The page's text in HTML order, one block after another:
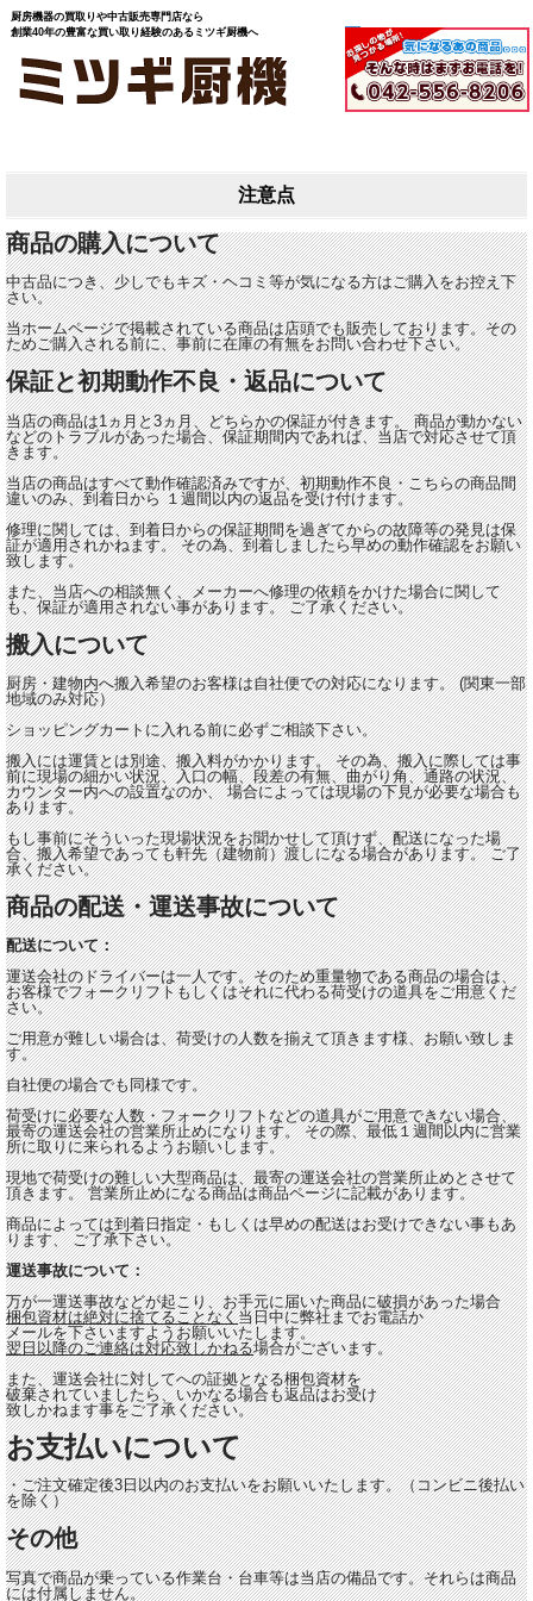
厨房機器の買取りや中古販売専門店なら
創業40年の豊富な買い取り経験のあるミツギ厨機へ
注意点
商品の購入について
中古品につき、少しでもキズ・ヘコミ等が気になる方はご購入をお控え下
さい。
当ホームページで掲載されている商品は店頭でも販売しております。その
ためご購入される前に、事前に在庫の有無をお問い合わせ下さい。
保証と初期動作不良・返品について
当店の商品は1ヵ月と3ヵ月、どちらかの保証が付きます。 商品が動かない
などのトラブルがあった場合、保証期間内であれば、当店で対応させて頂
きます。
当店の商品はすべて動作確認済みですが、初期動作不良・こちらの商品間
違いのみ、到着日から １週間以内の返品を受け付けます。
修理に関しては、到着日からの保証期間を過ぎてからの故障等の発見は保
証が適用されかねます。 その為、到着しましたら早めの動作確認をお願い
致します。
また、当店への相談無く、メーカーへ修理の依頼をかけた場合に関して
も、保証が適用されない事があります。 ご了承ください。
搬入について
厨房・建物内へ搬入希望のお客様は自社便での対応になります。 (関東一部
地域のみ対応）
ショッピングカートに入れる前に必ずご相談下さい。
搬入には運賃とは別途、搬入料がかかります。 その為、搬入に際しては事
前に現場の細かい状況、入口の幅、段差の有無、曲がり角、通路の状況、
カウンター内への設置なのか、 場合によっては現場の下見が必要な場合も
あります。
もし事前にそういった現場状況をお聞かせして頂けず、配送になった場
合、搬入希望であっても軒先（建物前）渡しになる場合があります。 ご了
承ください。
商品の配送・運送事故について
配送について：
運送会社のドライバーは一人です。そのため重量物である商品の場合は、
お客様でフォークリフトもしくはそれに代わる荷受けの道具をご用意くだ
さい。
ご用意が難しい場合は、荷受けの人数を揃えて頂きます様、お願い致しま
す。
自社便の場合でも同様です。
荷受けに必要な人数・フォークリフトなどの道具がご用意できない場合、
最寄の運送会社の営業所止めになります。 その際、最低１週間以内に営業
所に取りに来られるようお願いします。
現地で荷受けの難しい大型商品は、最寄の運送会社の営業所止めとさせて
頂きます。 営業所止めになる商品は商品ページに記載があります。
商品によっては到着日指定・もしくは早めの配送はお受けできない事もあ
ります、 ご了承下さい。
運送事故について：
万が一運送事故などが起こり、お手元に届いた商品に破損があった場合
梱包資材は絶対に捨てることなく当日中に弊社までお電話か
メールを下さいますようお願いいたします。
翌日以降のご連絡は対応致しかねる場合がございます。
また、運送会社に対してへの証拠となる梱包資材を
破棄されていましたら、いかなる場合も返品はお受け
致しかねます事をご了承ください。
お支払いについて
・ご注文確定後3日以内のお支払いをお願いいたします。（コンビニ後払い
を除く）
その他
写真で商品が乗っている作業台・台車等は当店の備品です。それらは商品
には付属しません。